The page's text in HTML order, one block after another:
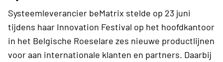
Systeemleverancier beMatrix stelde op 23 juni
tijdens haar Innovation Festival op het hoofdkantoor
in het Belgische Roeselare zes nieuwe productlijnen
voor aan internationale klanten en partners. Daarbij